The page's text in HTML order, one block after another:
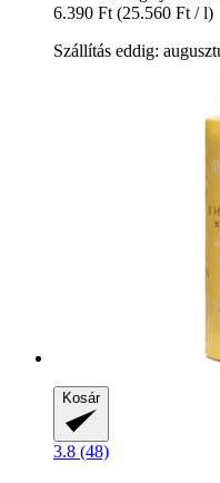
6.390 Ft (25.560 Ft / l)
Szállítás eddig:
Kosár
3.8 (48)